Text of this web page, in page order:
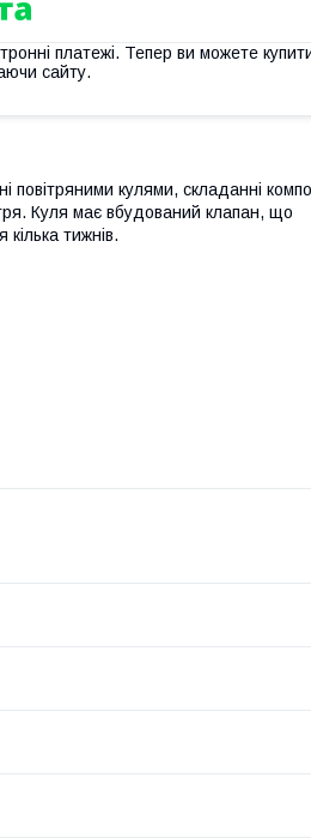
платежі. Тепер ви можете
сайту.
кулями, складанні
Куля має вбудований клапан, що
тижнів.